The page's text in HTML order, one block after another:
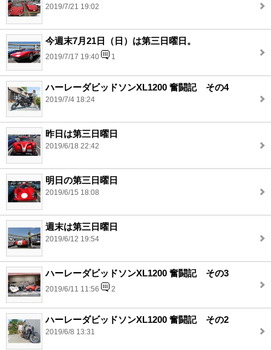
2019/7/21 19:02
今週末7月21日（日）は第三日曜日。
2019/7/17 19:40 1
ハーレーダビッドソンXL1200 奮闘記 その4
2019/7/4 18:24
昨日は第三日曜日
2019/6/18 22:42
明日の第三日曜日
2019/6/15 18:08
週末は第三日曜日
2019/6/12 19:54
ハーレーダビッドソンXL1200 奮闘記 その3
2019/6/11 11:56 2
ハーレーダビッドソンXL1200 奮闘記 その2
2019/6/8 13:31